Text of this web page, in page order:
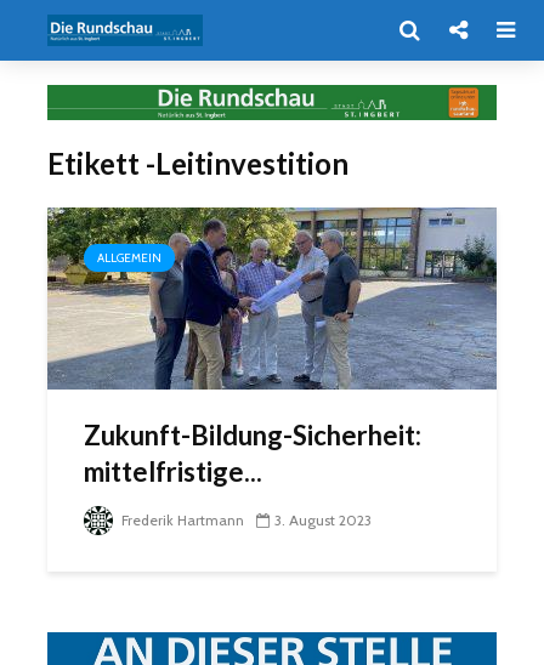
Etikett -Leitinvestition
ALLGEMEIN
Zukunft-Bildung-Sicherheit:
mittelfristige...
Frederik Hartmann 3. August 2023